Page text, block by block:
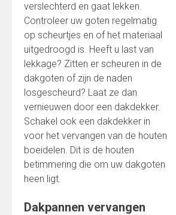
verslechterd en gaat lekken.
Controleer uw goten regelmatig
op scheurtjes en of het materiaal
uitgedroogd is. Heeft u last van
lekkage? Zitten er scheuren in de
dakgoten of zijn de naden
losgescheurd? Laat ze dan
vernieuwen door een dakdekker.
Schakel ook een dakdekker in
voor het vervangen van de houten
boeidelen. Dit is de houten
betimmering die om uw dakgoten
heen ligt.
Dakpannen vervangen